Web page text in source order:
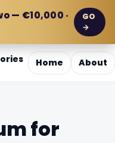
— €10,000 ·
GO
→
Home About
for